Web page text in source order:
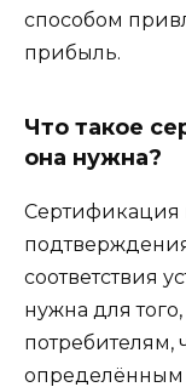
способом
прибыль.
Что такое
она нужна?
Сертификация
соответствия
нужна для
потребителям,
определённым